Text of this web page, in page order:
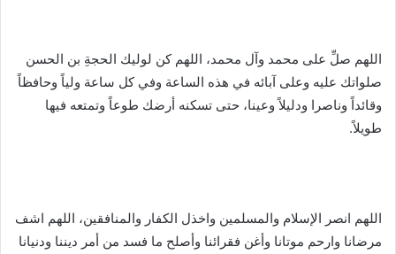
اللهم صلِّ على محمد وآل محمد، اللهم كن لوليك الحجةِ بن الحسن
صلواتك عليه وعلى آبائه في هذه الساعة وفي كل ساعة ولياً وحافظاً
وقائداً وناصرا ودليلاً وعينا، حتى تسكنه أرضك طوعاً وتمتعه فيها
طويلاً.
اللهم انصر الإسلام والمسلمين واخذل الكفار والمنافقين، اللهم اشف
مرضانا وارحم موتانا وأغن فقرائنا وأصلح ما فسد من أمر ديننا ودنيانا